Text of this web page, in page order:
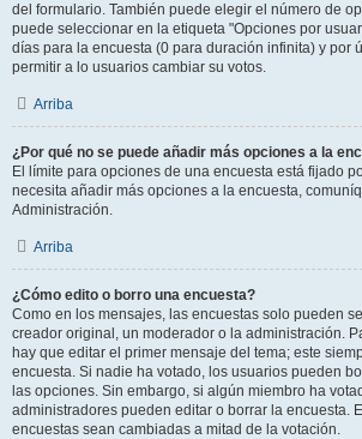
del formulario. También puede elegir el número de
puede seleccionar en la etiqueta "Opciones por
días para la encuesta (0 para duración infinita) y por
permitir a lo usuarios cambiar su votos.
Arriba
¿Por qué no se puede añadir más opciones a la
El límite para opciones de una encuesta está fijado
necesita añadir más opciones a la encuesta,
Administración.
Arriba
¿Cómo edito o borro una encuesta?
Como en los mensajes, las encuestas solo pueden
creador original, un moderador o la administración.
hay que editar el primer mensaje del tema; este
encuesta. Si nadie ha votado, los usuarios pueden
las opciones. Sin embargo, si algún miembro ha
administradores pueden editar o borrar la encuesta.
encuestas sean cambiadas a mitad de la votación.